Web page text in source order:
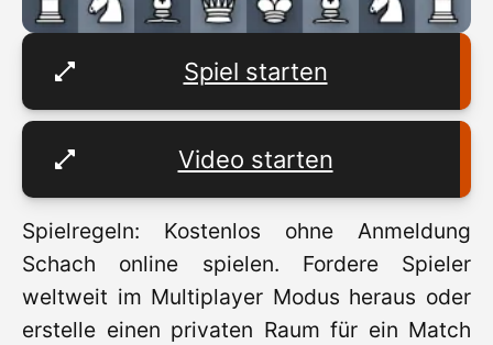
Spiel starten
Video starten
Spielregeln: Kostenlos ohne Anmeldung
Schach online spielen. Fordere Spieler
weltweit im Multiplayer Modus heraus oder
erstelle einen privaten Raum für ein Match